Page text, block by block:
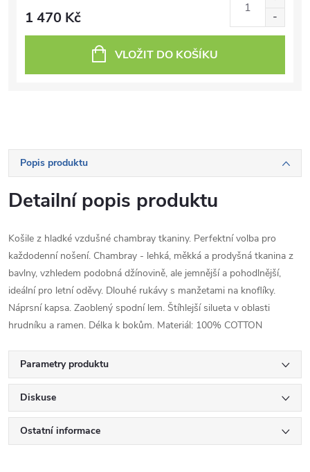
1 470 Kč
VLOŽIT DO KOŠÍKU
Popis produktu
Detailní popis produktu
Košile z hladké vzdušné chambray tkaniny. Perfektní volba pro
každodenní nošení. Chambray - lehká, měkká a prodyšná tkanina z
bavlny, vzhledem podobná džínovině, ale jemnější a pohodlnější,
ideální pro letní oděvy. Dlouhé rukávy s manžetami na knoflíky.
Náprsní kapsa. Zaoblený spodní lem. Štíhlejší silueta v oblasti
hrudníku a ramen. Délka k bokům. Materiál: 100% COTTON
Parametry produktu
Diskuse
Ostatní informace